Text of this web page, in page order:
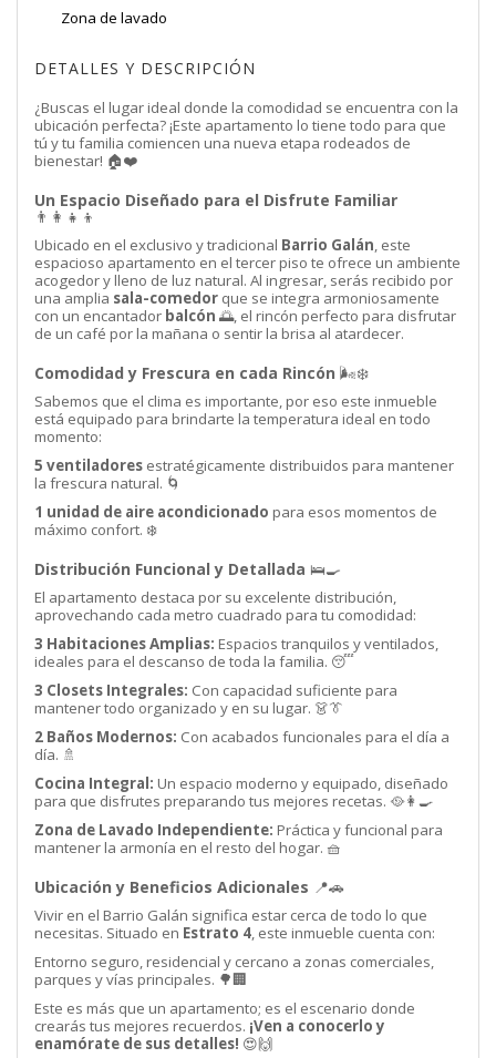
Zona de lavado
DETALLES Y DESCRIPCIÓN
¿Buscas el lugar ideal donde la comodidad se encuentra con la
ubicación perfecta? ¡Este apartamento lo tiene todo para que
tú y tu familia comiencen una nueva etapa rodeados de
bienestar! 🏠❤️
Un Espacio Diseñado para el Disfrute Familiar
👨‍👩‍👧‍👦
Ubicado en el exclusivo y tradicional Barrio Galán, este
espacioso apartamento en el tercer piso te ofrece un ambiente
acogedor y lleno de luz natural. Al ingresar, serás recibido por
una amplia sala-comedor que se integra armoniosamente
con un encantador balcón 🌅, el rincón perfecto para disfrutar
de un café por la mañana o sentir la brisa al atardecer.
Comodidad y Frescura en cada Rincón 🌬️❄️
Sabemos que el clima es importante, por eso este inmueble
está equipado para brindarte la temperatura ideal en todo
momento:
5 ventiladores estratégicamente distribuidos para mantener
la frescura natural. 🌀
1 unidad de aire acondicionado para esos momentos de
máximo confort. ❄️
Distribución Funcional y Detallada 🛌🍳
El apartamento destaca por su excelente distribución,
aprovechando cada metro cuadrado para tu comodidad:
3 Habitaciones Amplias: Espacios tranquilos y ventilados,
ideales para el descanso de toda la familia. 😴
3 Closets Integrales: Con capacidad suficiente para
mantener todo organizado y en su lugar. 👗👔
2 Baños Modernos: Con acabados funcionales para el día a
día. 🚿
Cocina Integral: Un espacio moderno y equipado, diseñado
para que disfrutes preparando tus mejores recetas. 🥘👩‍🍳
Zona de Lavado Independiente: Práctica y funcional para
mantener la armonía en el resto del hogar. 🧺
Ubicación y Beneficios Adicionales 📍🚗
Vivir en el Barrio Galán significa estar cerca de todo lo que
necesitas. Situado en Estrato 4, este inmueble cuenta con:
Entorno seguro, residencial y cercano a zonas comerciales,
parques y vías principales. 🌳🏢
Este es más que un apartamento; es el escenario donde
crearás tus mejores recuerdos. ¡Ven a conocerlo y
enamórate de sus detalles! 😍🙌